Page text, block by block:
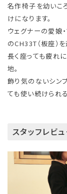
名作椅子を幼いこ
けになります。
ウェグナーの愛娘
のCH33T（板座）
長く座っても疲れ
地。
飾り気のないシン
ても使い続けられ
スタッフレビ